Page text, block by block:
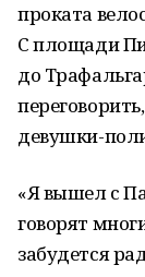
проката
С площади
до
девушки-
«Я вышел с
говорят
забудется